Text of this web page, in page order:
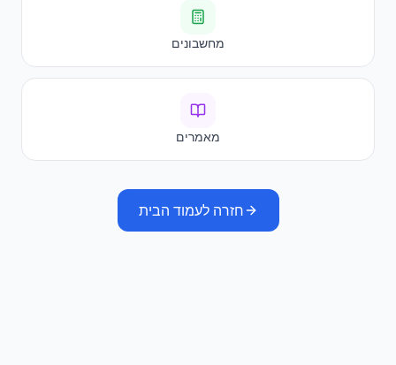
מחשבונים
מאמרים
חזרה לעמוד הבית